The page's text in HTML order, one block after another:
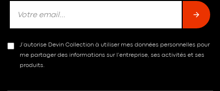
J’autorise Devin Collection à utiliser mes données personnelles pour
me partager des informations sur l’entreprise, ses activités et ses
produits.